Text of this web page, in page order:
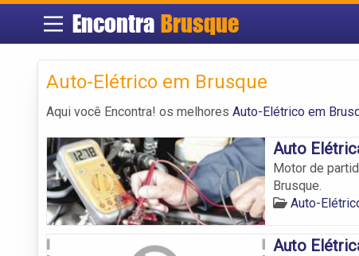
Encontra Brusque
Auto-Elétrico em Brusque
Aqui você Encontra! os melhores Auto-Elétrico em
Auto
Motor de
Brusque.
Auto-
Auto